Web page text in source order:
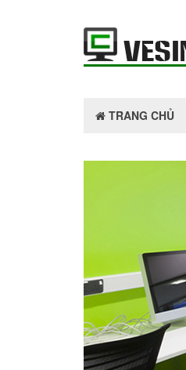
TRANG CHỦ